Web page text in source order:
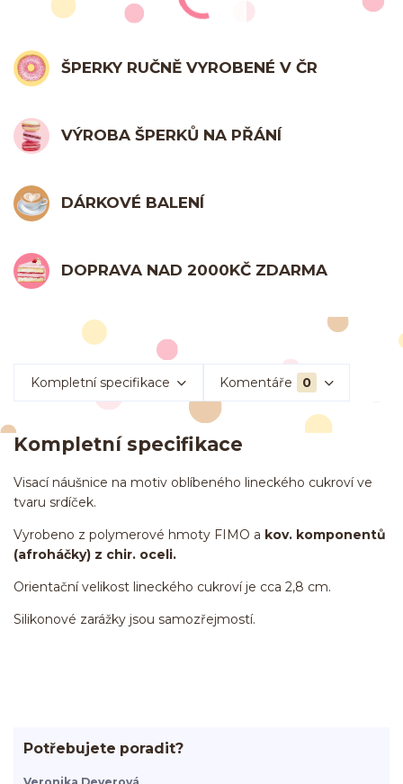
ŠPERKY RUČNĚ VYROBENÉ V ČR
VÝROBA ŠPERKŮ NA PŘÁNÍ
DÁRKOVÉ BALENÍ
DOPRAVA NAD 2000KČ ZDARMA
Kompletní specifikace Komentáře 0
Kompletní specifikace
Visací náušnice na motiv oblíbeného lineckého cukroví ve
tvaru srdíček.
Vyrobeno z polymerové hmoty FIMO a kov. komponentů
(afroháčky) z chir. oceli.
Orientační velikost lineckého cukroví je cca 2,8 cm.
Silikonové zarážky jsou samozřejmostí.
Potřebujete poradit?